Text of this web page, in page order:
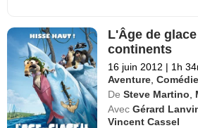
L'Âge de
continents
16 juin 2012 | 1h
Aventure ,Comédie
De Steve Martino
Avec Gérard
Vincent Cassel